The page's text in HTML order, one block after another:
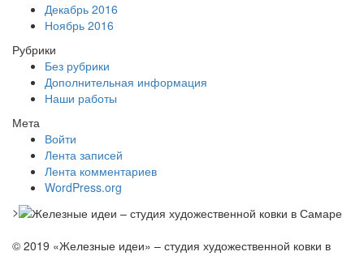
Декабрь 2016
Ноябрь 2016
Рубрики
Без рубрики
Дополнительная информация
Наши работы
Мета
Войти
Лента записей
Лента комментариев
WordPress.org
>
© 2019 «Железные идеи» – студия художественной ковки в